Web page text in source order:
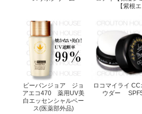
【紫根
ビーバンジョア ジョ
アエコ470 薬用UV美
白エッセンシャルベー
ス(医薬部外品)
ロコマイライ
ウダー